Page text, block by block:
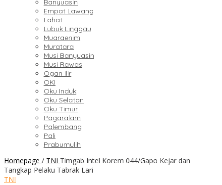
Banyuasin
Empat Lawang
Lahat
Lubuk Linggau
Muaraenim
Muratara
Musi Banyuasin
Musi Rawas
Ogan Ilir
OKI
Oku Induk
Oku Selatan
Oku Timur
Pagaralam
Palembang
Pali
Prabumulih
Homepage / TNI Timgab Intel Korem 044/Gapo Kejar dan
Tangkap Pelaku Tabrak Lari
TNI